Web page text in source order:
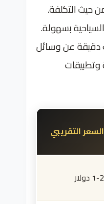
حيث التكلفة.
بسهولة.
عن وسائل
وتطبيقات
السعر التقريبي
1-2 دولار